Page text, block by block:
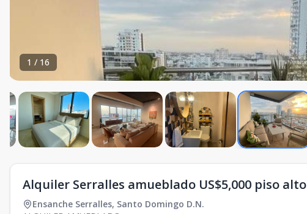
1 / 16
Alquiler Serralles amueblado US$5,000 piso alto
Ensanche Serralles, Santo Domingo D.N.